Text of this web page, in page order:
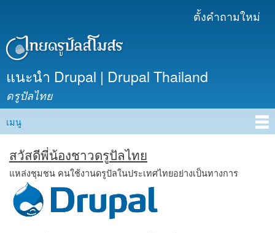
เนื้อหา
ตั้งคำถามใหม่
แนะนำ Drupal | Drupal Thailand
ดรูปัลไทย
Main menu
เมนู
สวัสดีพี่น้องชาวดรูปัลไทย
แหล่งชุมชน คนใช้งานดรูปัลในประเทศไทยอย่างเป็นทางการ